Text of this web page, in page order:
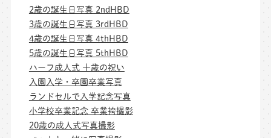
2歳の誕生日写真 2ndHBD
3歳の誕生日写真 3rdHBD
4歳の誕生日写真 4thHBD
5歳の誕生日写真 5thHBD
ハーフ成人式 十歳の祝い
入園入学・卒園卒業写真
ランドセルで入学記念写真
小学校卒業記念 卒業袴撮影
20歳の成人式写真撮影